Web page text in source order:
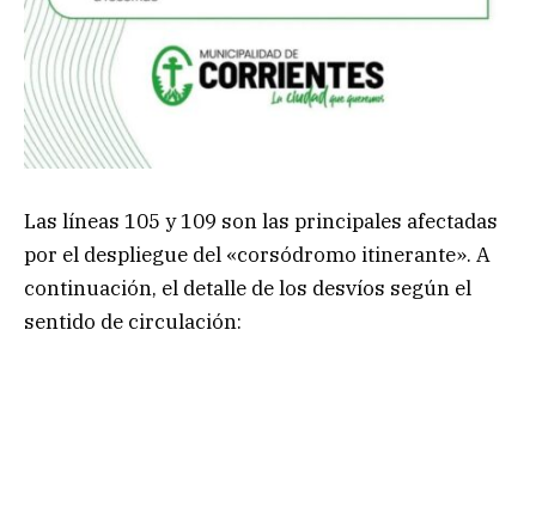
Las líneas 105 y 109 son las principales afectadas
por el despliegue del «corsódromo itinerante». A
continuación, el detalle de los desvíos según el
sentido de circulación: